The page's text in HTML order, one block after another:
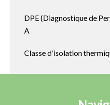
DPE (Diagnostique de
A
Classe d'isolation